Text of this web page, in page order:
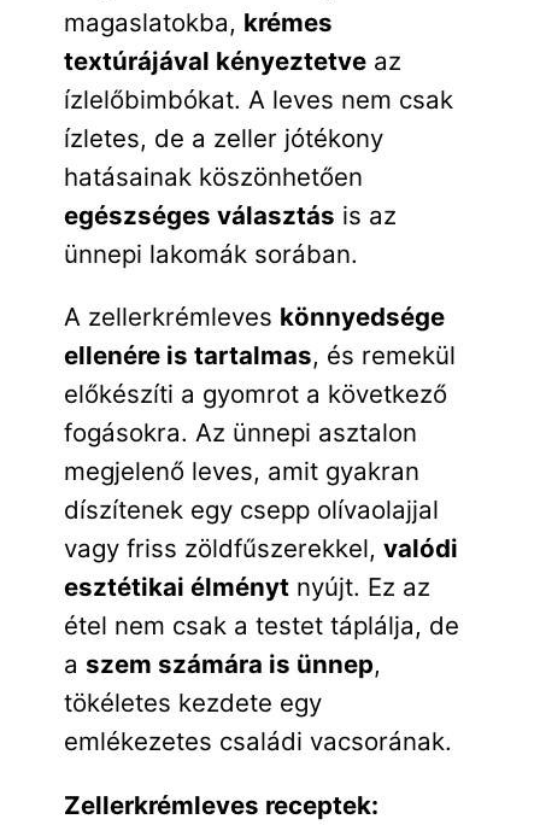
magaslatokba, krémes
textúrájával kényeztetveaz
ízlelőbimbókat. A leves nem csak
ízletes, de a zeller jótékony
hatásainak köszönhetően
egészséges választás is az
ünnepi lakomák sorában.
A zellerkrémleves könnyedsége
ellenére is tartalmas, és remekül
előkészíti a gyomrot a következő
fogásokra. Az ünnepi asztalon
megjelenő leves, amit gyakran
díszítenek egy csepp olívaolajjal
vagy friss zöldfűszerekkel, valódi
esztétikai élménytnyújt. Ez az
étel nem csak a testet táplálja, de
a szem számára is ünnep,
tökéletes kezdete egy
emlékezetes családi vacsorának.
Zellerkrémleves receptek: